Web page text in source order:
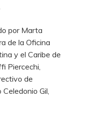
por Marta
de la Oficina
y el Caribe de
Piercechi,
de
Gil,